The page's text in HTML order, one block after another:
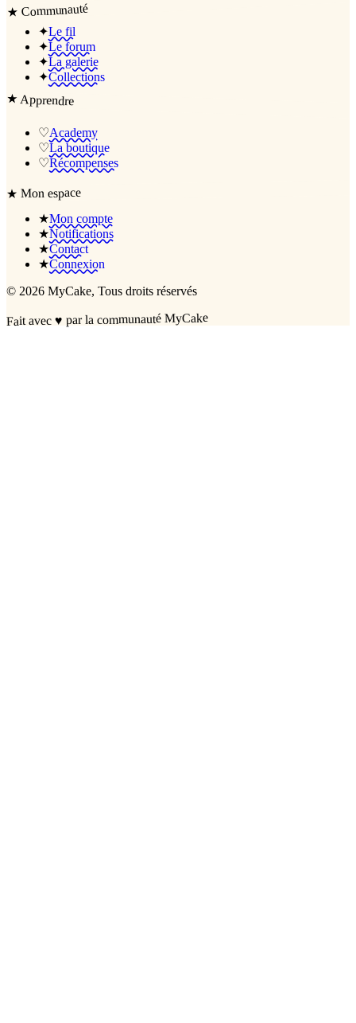
★ Communauté
✦Le fil
✦Le forum
✦La galerie
✦Collections
★Apprendre
♡Academy
♡La boutique
♡Récompenses
★Mon espace
★Mon compte
★Notifications
★Contact
★Connexion
© 2026 MyCake, Tous droits réservés
Fait avec♥ par la communauté MyCake